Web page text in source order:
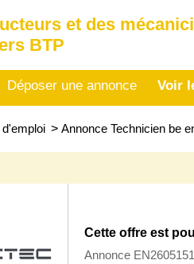
et des
BTP
Déposer une annonce Voir
> Annonce Technicien be
Cette offre est
Annonce